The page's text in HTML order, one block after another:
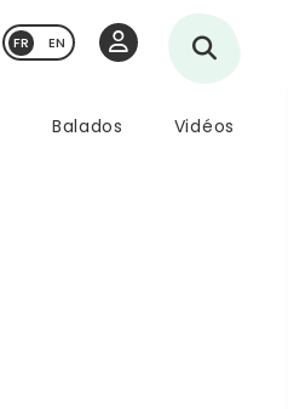
Balados Vidéos
EN